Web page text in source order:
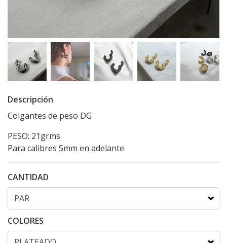
Descripción
Colgantes de peso DG
PESO: 21grms
Para calibres 5mm en adelante
CANTIDAD
COLORES